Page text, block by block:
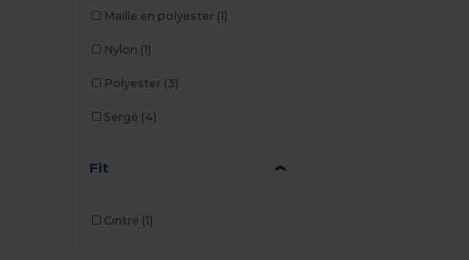
Maille en polyester (1)
Nylon (1)
Polyester (3)
Sergé (4)
Fit
Cintré (1)